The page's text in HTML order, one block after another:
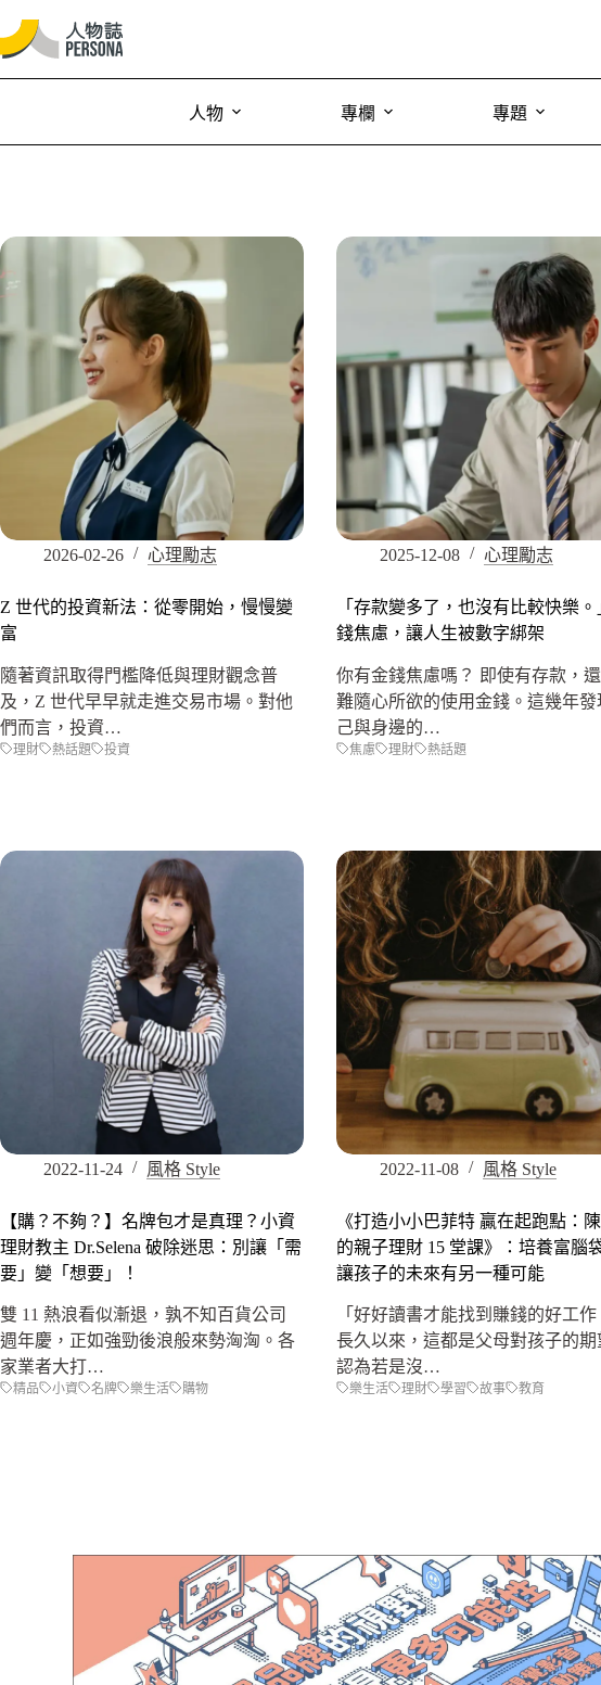
人物 專欄 專題
2026-02-26 心理勵志
Z 世代的投資新法：從零開始，慢慢變
富
隨著資訊取得門檻降低與理財觀念普
及，Z 世代早早就走進交易市場。對他
們而言，投資…
理財 熱話題 投資
2025-12-08 心理勵志
「存款變多了，也沒有比較快樂
錢焦慮，讓人生被數字綁架
你有金錢焦慮嗎？ 即使有存款，
難隨心所欲的使用金錢。這幾年發
己與身邊的…
焦慮 理財 熱話題
2022-11-24 風格 Style
【購？不夠？】名牌包才是真理？小資
理財教主 Dr.Selena 破除迷思：別讓「需
要」變「想要」！
雙 11 熱浪看似漸退，孰不知百貨公司
週年慶，正如強勁後浪般來勢洶洶。各
家業者大打…
精品 小資 名牌 樂生活 購物
2022-11-08 風格 Style
《打造小小巴菲特 贏在起跑點：
的親子理財 15 堂課》：培養富腦
讓孩子的未來有另一種可能
「好好讀書才能找到賺錢的好工作
長久以來，這都是父母對孩子的期
認為若是沒…
樂生活 理財 學習 故事 教育